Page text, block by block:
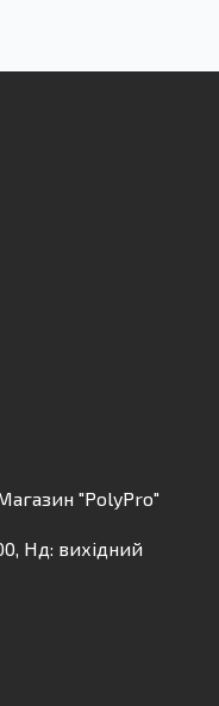
"PolyPro"
Нд: вихідний